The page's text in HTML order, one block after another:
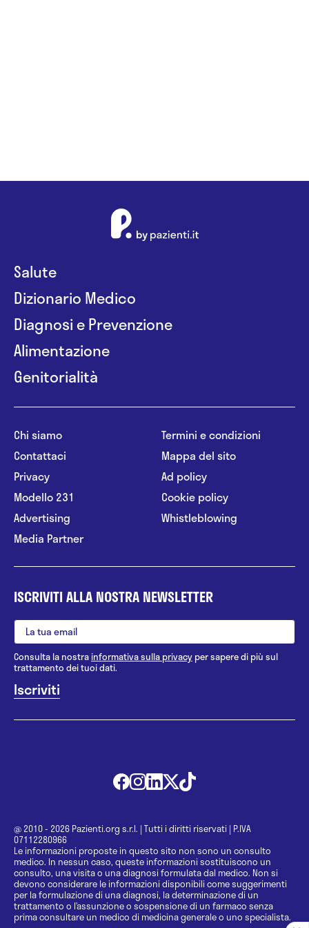
Salute
Dizionario Medico
Diagnosi e Prevenzione
Alimentazione
Genitorialità
Chi siamo
Contattaci
Privacy
Modello 231
Advertising
Media Partner
Termini e condizioni
Mappa del sito
Ad policy
Cookie policy
Whistleblowing
ISCRIVITI ALLA NOSTRA NEWSLETTER
Consulta la nostrainformativa sulla privacy per sapere di più sul
trattamento dei tuoi dati.
@ 2010 - 2026 Pazienti.org s.r.l. | Tutti i diritti riservati | P.IVA
07112280966
Le informazioni proposte in questo sito non sono un consulto
medico. In nessun caso, queste informazioni sostituiscono un
consulto, una visita o una diagnosi formulata dal medico. Non si
devono considerare le informazioni disponibili come suggerimenti
per la formulazione di una diagnosi, la determinazione di un
trattamento o l’assunzione o sospensione di un farmaco senza
prima consultare un medico di medicina generale o uno specialista.